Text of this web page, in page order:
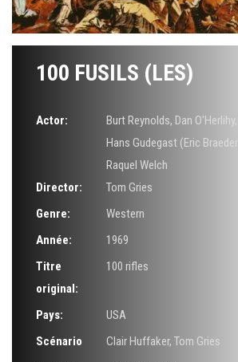
100 FUSILS (LES)
Actor: Burt Reynolds, Dan O'Herlihy,
Hans Gudegast (Eric Braeden)
Raquel Welch
Director:
Tom Gries
Genre:
Western
Année:
1969
Titre
original:
100 rifles
Pays:
USA
Scénario
Clair Huffaker, Tom Gries